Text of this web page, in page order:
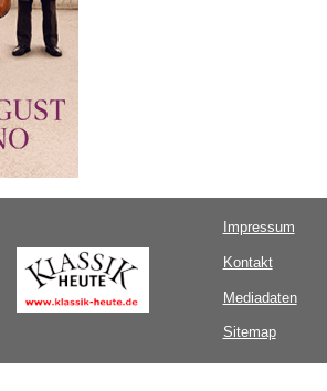
Impressum
Kontakt
Mediadaten
Sitemap